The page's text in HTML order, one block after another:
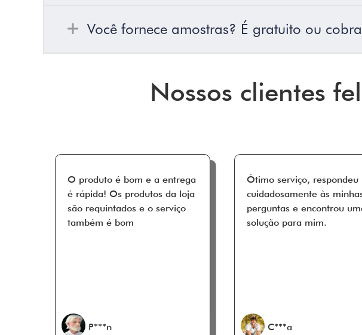
Você fornece amostras? É gratuito ou
Nossos clientes
O produto é bom e a entrega
é rápida! Os produtos da loja
são requintados e o serviço
também é bom
P***n
Ótimo serviço, respondeu
cuidadosamente às
perguntas e encontrou
solução para mim.
C***a